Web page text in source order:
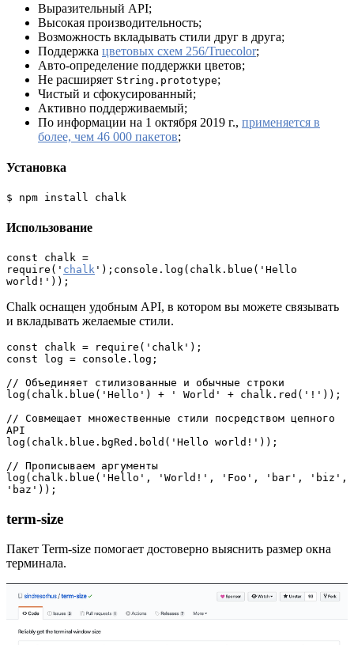
Выразительный API;
Высокая производительность;
Возможность вкладывать стили друг в друга;
Поддержка цветовых схем 256/Truecolor;
Авто-определение поддержки цветов;
Не расширяет String.prototype;
Чистый и сфокусированный;
Активно поддерживаемый;
По информации на 1 октября 2019 г., применяется в
более, чем 46 000 пакетов;
Установка
$ npm install chalk
Использование
const chalk =
require(' chalk ');console.log(chalk.blue('Hello
world!'));
Chalk оснащен удобным API, в котором вы можете связывать
и вкладывать желаемые стили.
const chalk = require('chalk');
const log = console.log;
// Объединяет стилизованные и обычные строки
log(chalk.blue('Hello') + ' World' + chalk.red('!'));
// Совмещает множественные стили посредством цепного
API
log(chalk.blue.bgRed.bold('Hello world!'));
// Прописываем аргументы
log(chalk.blue('Hello', 'World!', 'Foo', 'bar', 'biz',
'baz'));
term-size
Пакет Term-size помогает достоверно выяснить размер окна
терминала.